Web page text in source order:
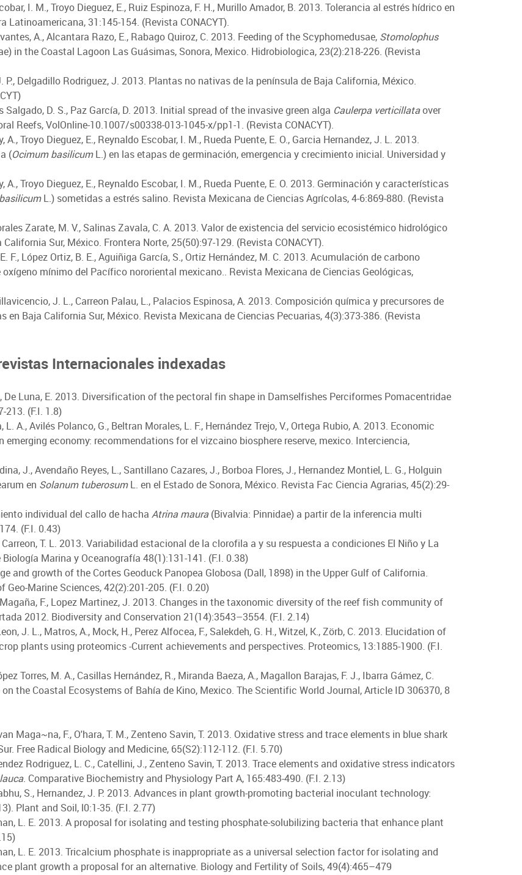
I. M., Troyo Dieguez, E., Ruiz Espinoza, F. H., Murillo Amador, B. 2013. Tolerancia al estrés hídrico en
31:145-154. (Revista CONACYT).
A., Alcantara Razo, E., Rabago Quiroz, C. 2013. Feeding of the Scyphomedusae, Stomolophus
in the Coastal Lagoon Las Guásimas, Sonora, Mexico. Hidrobiologica, 23(2):218-226. (Revista
P., Delgadillo Rodriguez, J. 2013. Plantas no nativas de la península de Baja California, México.
Salgado, D. S., Paz García, D. 2013. Initial spread of the invasive green alga Caulerpa verticillataover
Reefs, VolOnline-10.1007/s00338-013-1045-x/pp1-1. (Revista CONACYT).
Troyo Dieguez, E., Reynaldo Escobar, I. M., Rueda Puente, E. O., Garcia Hernandez, J. L. 2013.
(Ocimum basilicumL.) en las etapas de germinación, emergencia y crecimiento inicial. Universidad y
A., Troyo Dieguez, E., Reynaldo Escobar, I. M., Rueda Puente, E. O. 2013. Germinación y características
L.) sometidas a estrés salino. Revista Mexicana de Ciencias Agrícolas, 4-6:869-880. (Revista
Zarate, M. V., Salinas Zavala, C. A. 2013. Valor de existencia del servicio ecosistémico hidrológico
Sur, México. Frontera Norte, 25(50):97-129. (Revista CONACYT).
F., López Ortiz, B. E., Aguiñiga García, S., Ortiz Hernández, M. C. 2013. Acumulación de carbono
mínimo del Pacífico nororiental mexicano.. Revista Mexicana de Ciencias Geológicas,
J. L., Carreon Palau, L., Palacios Espinosa, A. 2013. Composición química y precursores de
Baja California Sur, México. Revista Mexicana de Ciencias Pecuarias, 4(3):373-386. (Revista
Internacionales indexadas
De Luna, E. 2013. Diversification of the pectoral fin shape in Damselfishes Perciformes Pomacentridae
(F.I. 1.8)
A., Avilés Polanco, G., Beltran Morales, L. F., Hernández Trejo, V., Ortega Rubio, A. 2013. Economic
economy: recommendations for el vizcaino biosphere reserve, mexico. Interciencia,
J., Avendaño Reyes, L., Santillano Cazares, J., Borboa Flores, J., Hernandez Montiel, L. G., Holguin
en Solanum tuberosumL. en el Estado de Sonora, México. Revista Fac Ciencia Agrarias, 45(2):29-
individual del callo de hacha Atrina maura(Bivalvia: Pinnidae) a partir de la inferencia multi
(F.I. 0.43)
Carreon, T. L. 2013. Variabilidad estacional de la clorofila a y su respuesta a condiciones El Niño y La
Marina y Oceanografía 48(1):131-141. (F.I. 0.38)
and growth of the Cortes Geoduck Panopea Globosa (Dall, 1898) in the Upper Gulf of California.
Marine Sciences, 42(2):201-205. (F.I. 0.20)
F., Lopez Martinez, J. 2013. Changes in the taxonomic diversity of the reef fish community of
2012. Biodiversity and Conservation 21(14):3543–3554. (F.I. 2.14)
J. L., Matros, A., Mock, H., Perez Alfocea, F., Salekdeh, G. H., Witzel, K., Zörb, C. 2013. Elucidation of
plants using proteomics -Current achievements and perspectives. Proteomics, 13:1885-1900. (F.I.
Torres, M. A., Casillas Hernández, R., Miranda Baeza, A., Magallon Barajas, F. J., Ibarra Gámez, C.
the Coastal Ecosystems of Bahía de Kino, Mexico. The Scientific World Journal, Article ID 306370, 8
Maga~na, F., O'hara, T. M., Zenteno Savin, T. 2013. Oxidative stress and trace elements in blue shark
Free Radical Biology and Medicine, 65(S2):112-112. (F.I. 5.70)
Rodriguez, L. C., Catellini, J., Zenteno Savin, T. 2013. Trace elements and oxidative stress indicators
. Comparative Biochemistry and Physiology Part A, 165:483-490. (F.I. 2.13)
S., Hernandez, J. P. 2013. Advances in plant growth-promoting bacterial inoculant technology:
Plant and Soil, l0:1-35. (F.I. 2.77)
L. E. 2013. A proposal for isolating and testing phosphate-solubilizing bacteria that enhance plant
L. E. 2013. Tricalcium phosphate is inappropriate as a universal selection factor for isolating and
plant growth a proposal for an alternative. Biology and Fertility of Soils, 49(4):465–479